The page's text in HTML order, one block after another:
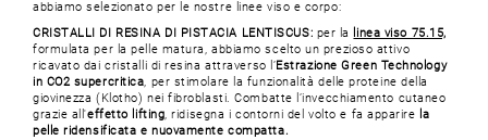
abbiamo selezionato per le nostre linee viso e corpo:
CRISTALLI DI RESINA DI PISTACIA LENTISCUS: per la
linea viso 75.15,
formulata per la pelle matura, abbiamo scelto un prezioso attivo
ricavato dai cristalli di resina attraverso l’Estrazione Green Technology
in CO2 supercritica, per stimolare la funzionalità delle proteine della
giovinezza (Klotho) nei fibroblasti. Combatte l’invecchiamento cutaneo
grazie all'effetto lifting, ridisegna i contorni del volto e fa apparire la
pelle ridensificata e nuovamente compatta.